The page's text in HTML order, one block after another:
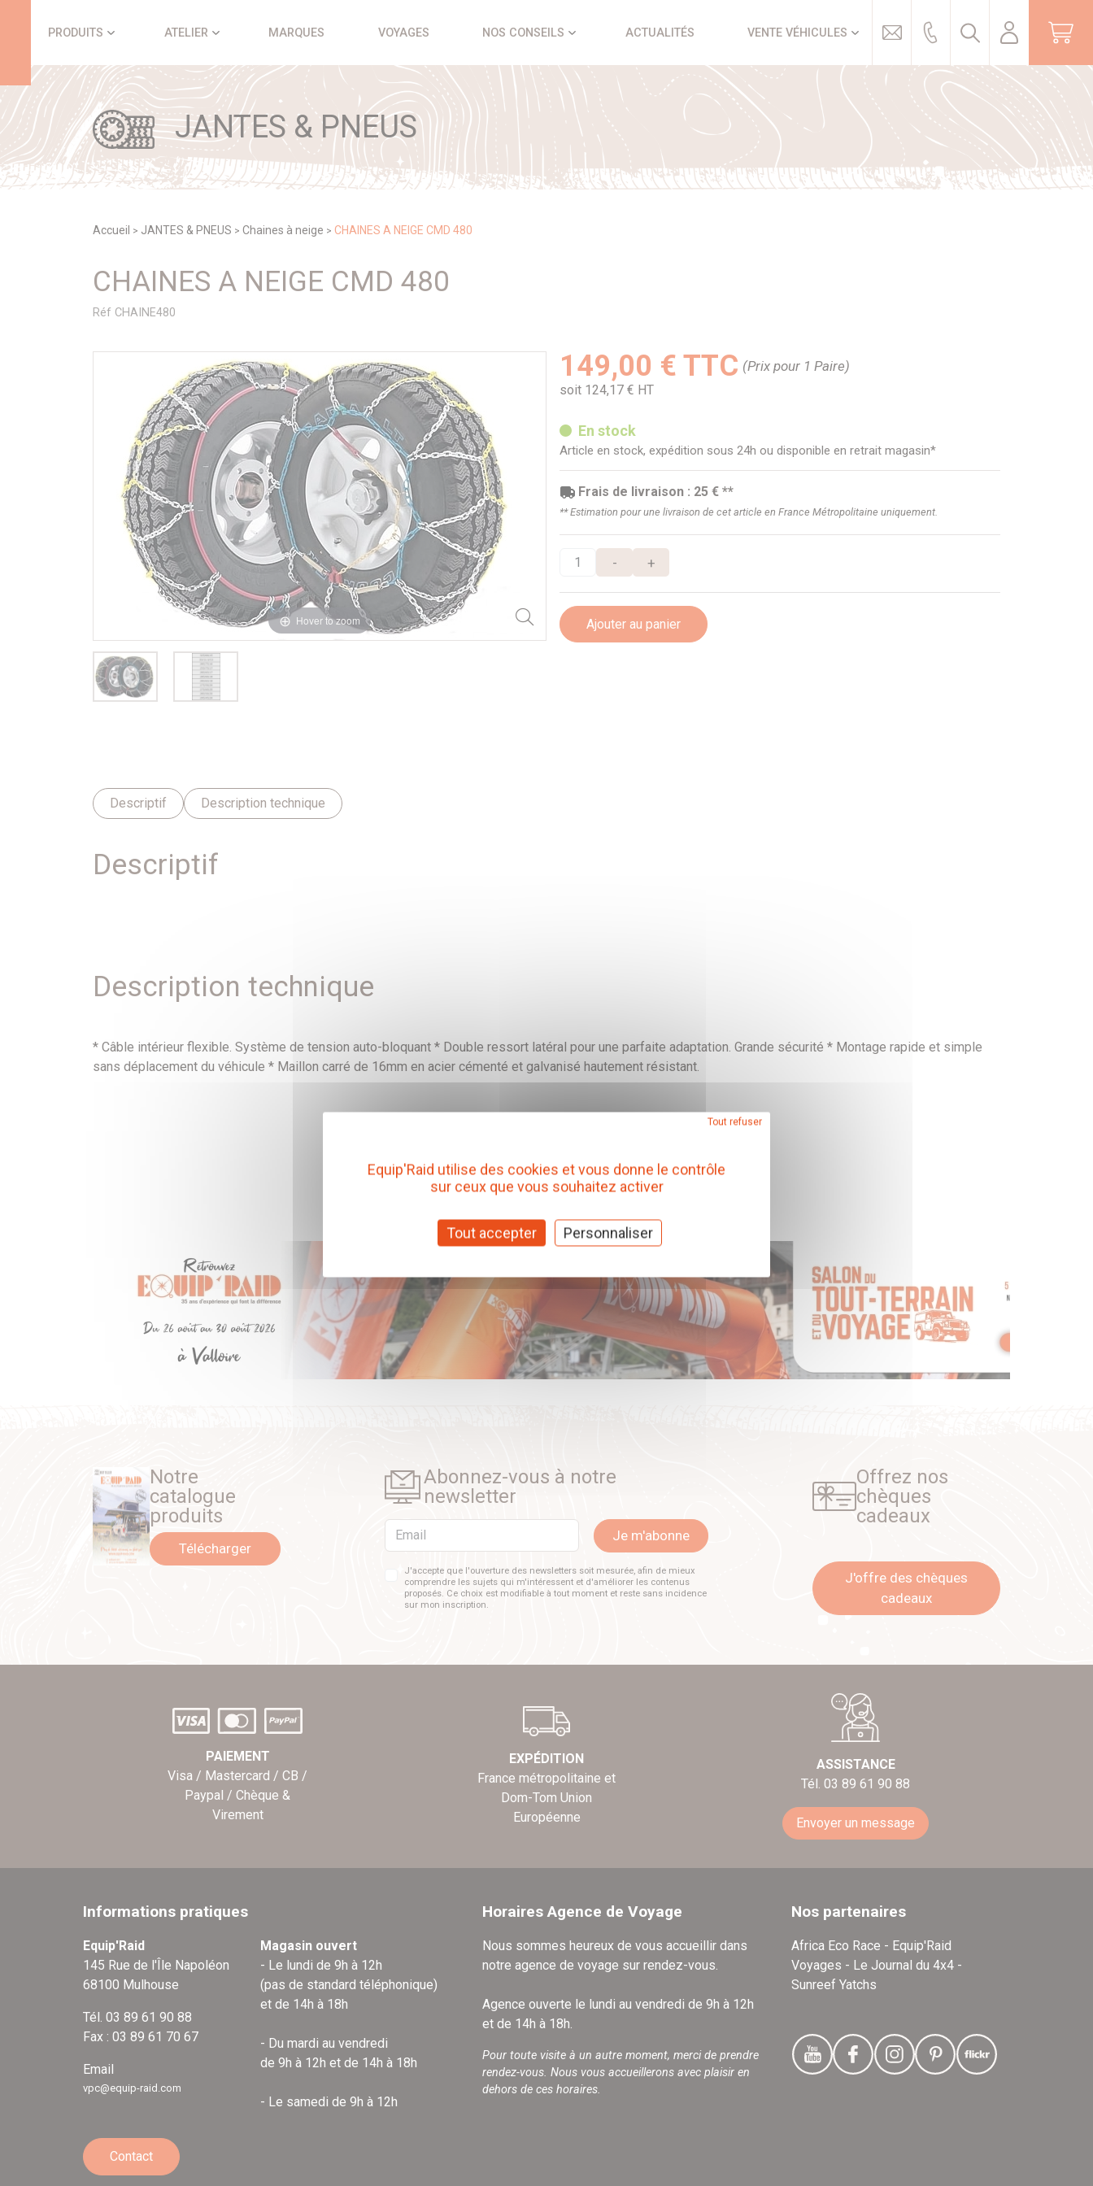
PRODUITS ATELIER MARQUES VOYAGES NOS CONSEILS ACTUALITÉS VENTE VÉHICULES
JANTES & PNEUS
Accueil > JANTES & PNEUS > Chaines à neige > CHAINES A NEIGE CMD 480
CHAINES A NEIGE CMD 480
Réf CHAINE480
Hover to zoom
149,00 € TTC (Prix pour 1 Paire)
soit 124,17 € HT
En stock
Article en stock, expédition sous 24h ou disponible en retrait magasin*
Frais de livraison : 25 € **
** Estimation pour une livraison de cet article en France Métropolitaine uniquement.
- +
Ajouter au panier
Descriptif Description technique
Descriptif
Description technique
* Câble intérieur flexible. Système de tension auto-bloquant * Double ressort latéral pour une parfaite adaptation. Grande sécurité * Montage rapide et simple
sans déplacement du véhicule * Maillon carré de 16mm en acier cémenté et galvanisé hautement résistant.
Notre
catalogue
produits
Télécharger
Abonnez-vous à notre
newsletter
Email Je m'abonne
J'accepte que l'ouverture des newsletters soit mesurée, afin de mieux
comprendre les sujets qui m'intéressent et d'améliorer les contenus
proposés. Ce choix est modifiable à tout moment et reste sans incidence
sur mon inscription.
Offrez nos
chèques
cadeaux
J'offre des chèques
cadeaux
PAIEMENT
Visa / Mastercard / CB /
Paypal / Chèque &
Virement
EXPÉDITION
France métropolitaine et
Dom-Tom Union
Européenne
ASSISTANCE
Tél. 03 89 61 90 88
Envoyer un message
Informations pratiques
Equip'Raid
145 Rue de l'Île Napoléon
68100 Mulhouse
Tél. 03 89 61 90 88
Fax : 03 89 61 70 67
Email
vpc@equip-raid.com
Magasin ouvert
- Le lundi de 9h à 12h
(pas de standard téléphonique)
et de 14h à 18h
- Du mardi au vendredi
de 9h à 12h et de 14h à 18h
- Le samedi de 9h à 12h
Contact
Horaires Agence de Voyage
Nous sommes heureux de vous accueillir dans
notre agence de voyage sur rendez-vous.
Agence ouverte le lundi au vendredi de 9h à 12h
et de 14h à 18h.
Pour toute visite à un autre moment, merci de prendre
rendez-vous. Nous vous accueillerons avec plaisir en
dehors de ces horaires.
Nos partenaires
Africa Eco Race - Equip'Raid
Voyages - Le Journal du 4x4 -
Sunreef Yatchs
Equip'Raid utilise des cookies et vous donne le contrôle
sur ceux que vous souhaitez activer
Tout accepter
Tout refuser
Personnaliser